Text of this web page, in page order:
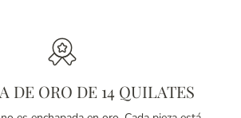
DE ORO DE 14 QUILATES